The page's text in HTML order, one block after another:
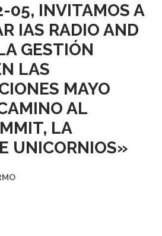
05, INVITAMOS A
IAS RADIO AND
GESTIÓN
LAS
MAYO
AL
LA
UNICORNIOS»